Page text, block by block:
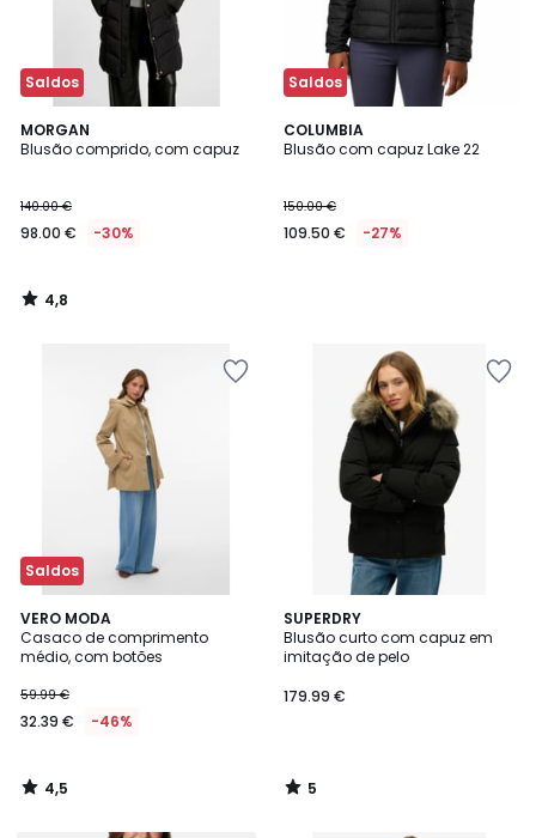
Saldos
MORGAN
Blusão comprido, com capuz
140.00 €
98.00 € -30%
4,8
/ 5
4,8
/
Saldos
COLUMBIA
Blusão com capuz Lake 22
150.00 €
109.50 € -27%
Saldos
VERO MODA
Casaco de comprimento
médio, com botões
59.99 €
32.39 € -46%
4,5
/ 5
4,5
/
SUPERDRY
Blusão curto com capuz em
imitação de pelo
179.99 €
5
/
5
5
/